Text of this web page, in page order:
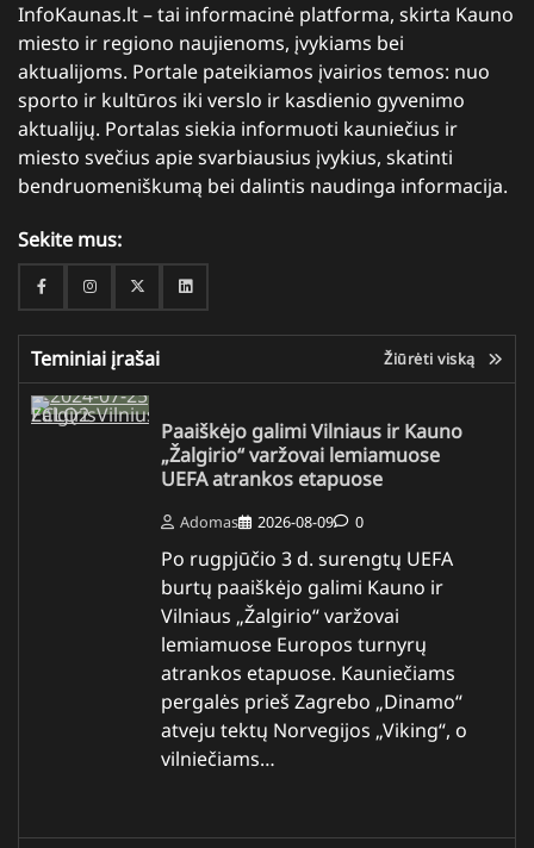
InfoKaunas.lt – tai informacinė platforma, skirta Kauno
miesto ir regiono naujienoms, įvykiams bei
aktualijoms. Portale pateikiamos įvairios temos: nuo
sporto ir kultūros iki verslo ir kasdienio gyvenimo
aktualijų. Portalas siekia informuoti kauniečius ir
miesto svečius apie svarbiausius įvykius, skatinti
bendruomeniškumą bei dalintis naudinga informacija.
Sekite mus:
FacebookInstagramTwitterLinkedin
Teminiai įrašai Žiūrėti viską
Paaiškėjo galimi Vilniaus ir Kauno
„Žalgirio“ varžovai lemiamuose
UEFA atrankos etapuose
Adomas 2026-08-09 0
Po rugpjūčio 3 d. surengtų UEFA
burtų paaiškėjo galimi Kauno ir
Vilniaus „Žalgirio“ varžovai
lemiamuose Europos turnyrų
atrankos etapuose. Kauniečiams
pergalės prieš Zagrebo „Dinamo“
atveju tektų Norvegijos „Viking“, o
vilniečiams…